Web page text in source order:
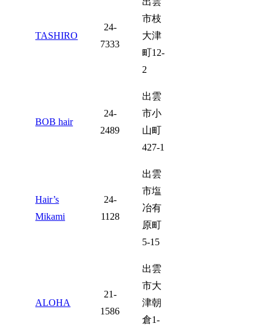
TASHIRO
24-
7333
市枝
大津
町12-
2
BOB hair
24-
2489
出雲
市小
山町
427-1
Hair’s
Mikami
24-
1128
出雲
市塩
冶有
原町
5-15
ALOHA
21-
1586
出雲
市大
津朝
倉1-